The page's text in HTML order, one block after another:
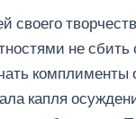
своего
не сбить
комплименты
капля